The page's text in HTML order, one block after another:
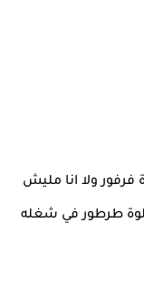
ولا انا مليش
طرطور في شغله